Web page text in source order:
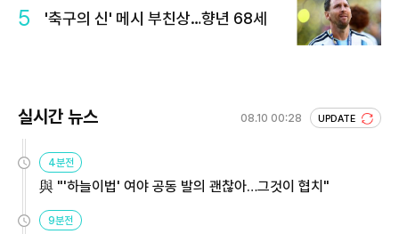
5 '축구의 신' 메시 부친상…향년 68세
실시간 뉴스 08.10 00:28 UPDATE
4분전
與 "'하늘이법' 여야 공동 발의 괜찮아…그것이 협치"
9분전